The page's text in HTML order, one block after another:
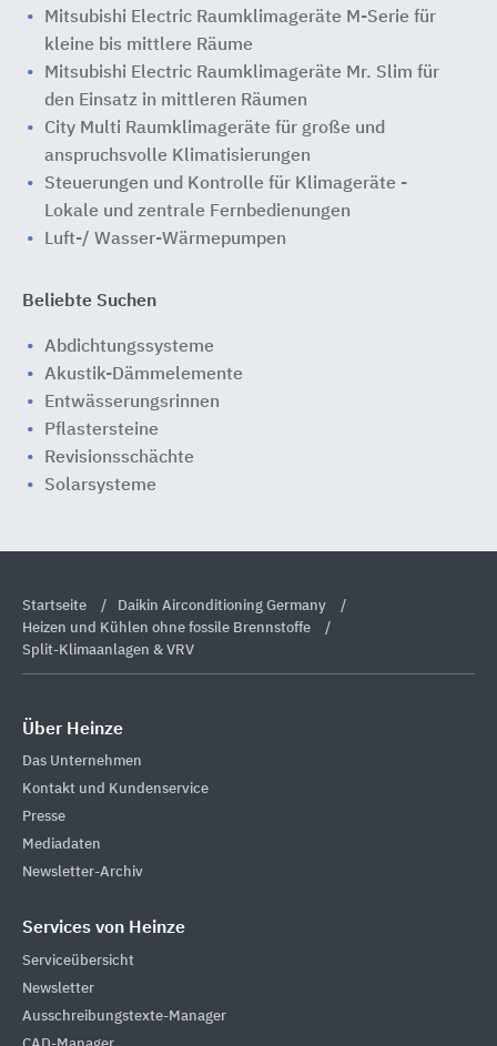
Mitsubishi Electric Raumklimageräte M-Serie für
kleine bis mittlere Räume
Mitsubishi Electric Raumklimageräte Mr. Slim für
den Einsatz in mittleren Räumen
City Multi Raumklimageräte für große und
anspruchsvolle Klimatisierungen
Steuerungen und Kontrolle für Klimageräte -
Lokale und zentrale Fernbedienungen
Luft-/ Wasser-Wärmepumpen
Beliebte Suchen
Abdichtungssysteme
Akustik-Dämmelemente
Entwässerungsrinnen
Pflastersteine
Revisionsschächte
Solarsysteme
Startseite
Daikin Airconditioning Germany
Heizen und Kühlen ohne fossile Brennstoffe
Split-Klimaanlagen & VRV
Über Heinze
Das Unternehmen
Kontakt und Kundenservice
Presse
Mediadaten
Newsletter-Archiv
Services von Heinze
Serviceübersicht
Newsletter
Ausschreibungstexte-Manager